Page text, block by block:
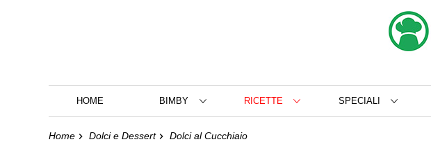
HOME BIMBY RICETTE SPECIALI
Home Dolci e Dessert Dolci al Cucchiaio